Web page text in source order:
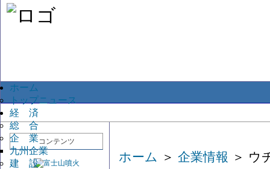
ホーム
トップニュース
経 済
総 合
企 業
九州企業
建 設
コンテンツ
ホーム ＞ 企業情報 ＞ ウ